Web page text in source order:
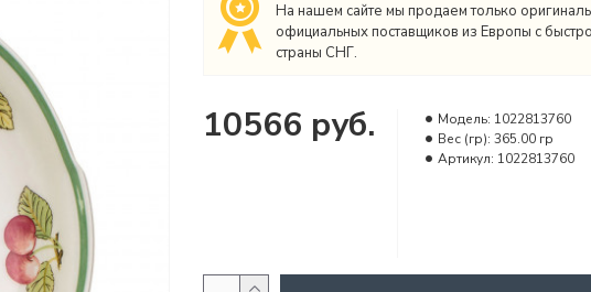
На нашем сайте мы продаем только
официальных поставщиков из Европы с
страны СНГ.
10566 руб. Модель: 1022813760
Вес (гр): 365.00 гр
Артикул: 1022813760